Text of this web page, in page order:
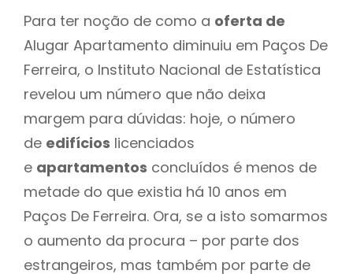
Para ter noção de como a oferta de
Alugar Apartamento diminuiu em Paços De
Ferreira, o Instituto Nacional de Estatística
revelou um número que não deixa
margem para dúvidas: hoje, o número
de edifícios licenciados
e apartamentos concluídos é menos de
metade do que existia há 10 anos em
Paços De Ferreira. Ora, se a isto somarmos
o aumento da procura – por parte dos
estrangeiros, mas também por parte de